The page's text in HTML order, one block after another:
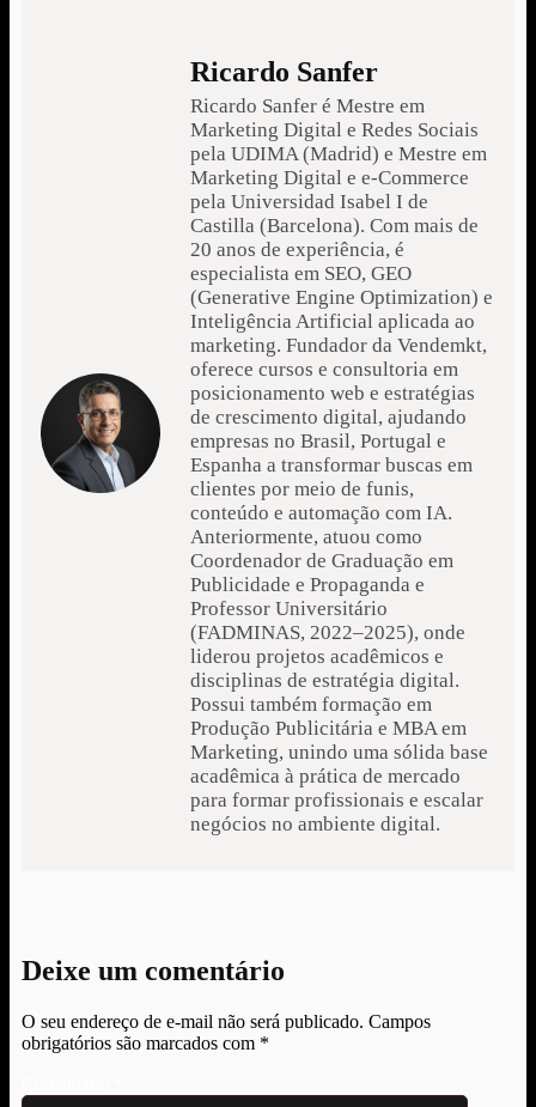
Ricardo Sanfer
Ricardo Sanfer é Mestre em
Marketing Digital e Redes Sociais
pela UDIMA (Madrid) e Mestre em
Marketing Digital e e-Commerce
pela Universidad Isabel I de
Castilla (Barcelona). Com mais de
20 anos de experiência, é
especialista em SEO, GEO
(Generative Engine Optimization) e
Inteligência Artificial aplicada ao
marketing. Fundador da Vendemkt,
oferece cursos e consultoria em
posicionamento web e estratégias
de crescimento digital, ajudando
empresas no Brasil, Portugal e
Espanha a transformar buscas em
clientes por meio de funis,
conteúdo e automação com IA.
Anteriormente, atuou como
Coordenador de Graduação em
Publicidade e Propaganda e
Professor Universitário
(FADMINAS, 2022–2025), onde
liderou projetos acadêmicos e
disciplinas de estratégia digital.
Possui também formação em
Produção Publicitária e MBA em
Marketing, unindo uma sólida base
acadêmica à prática de mercado
para formar profissionais e escalar
negócios no ambiente digital.
Deixe um comentário
O seu endereço de e-mail não será publicado. Campos
obrigatórios são marcados com *